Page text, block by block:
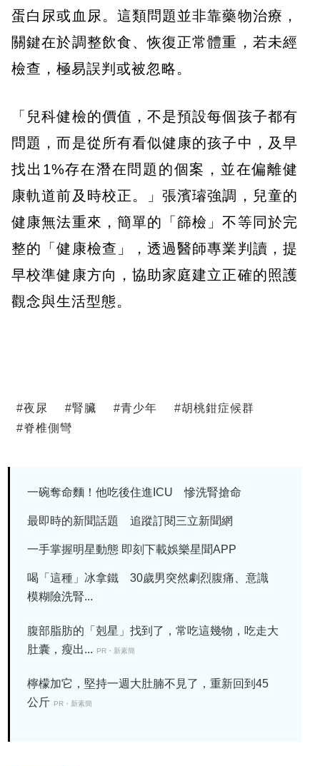
蛋白尿或血尿。這類問題並非靠藥物治療，
關鍵在於調整飲食、恢復正常體重，若未經
檢查，極易誤判或被忽略。
「兒科健檢的價值，不是預設每個孩子都有
問題，而是從所有看似健康的孩子中，及早
找出1%存在潛在問題的個案，並在偏離健
康軌道前及時校正。」張濱璿強調，兒童的
健康無法重來，簡單的「篩檢」不等同於完
整的「健康檢查」，透過醫師專業判讀，提
早校準健康方向，協助家庭建立正確的照護
觀念與生活型態。
#夜尿 #腎臟 #青少年 #胡桃鉗症候群
#脊椎側彎
一碗奪命麵！他吃後住進ICU 慘洗腎搶命
最即時的新聞話題 追蹤訂閱三立新聞網
一手掌握明星動態 即刻下載娛樂星聞APP
喝「這種」冰拿鐵 30歲男突然劇烈腹痛、意識
模糊險洗腎...
腹部脂肪的「剋星」找到了，常吃這幾物，吃走大
肚囊，瘦出...
PR・新素簡
檸檬加它，堅持一週大肚腩不見了，重新回到45
公斤 PR・新素簡